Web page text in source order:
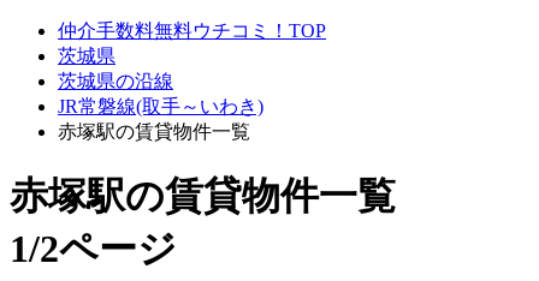
仲介手数料無料ウチコミ！TOP
茨城県
茨城県の沿線
JR常磐線(取手～いわき)
赤塚駅の賃貸物件一覧
赤塚駅の賃貸物件一覧
1/2ページ